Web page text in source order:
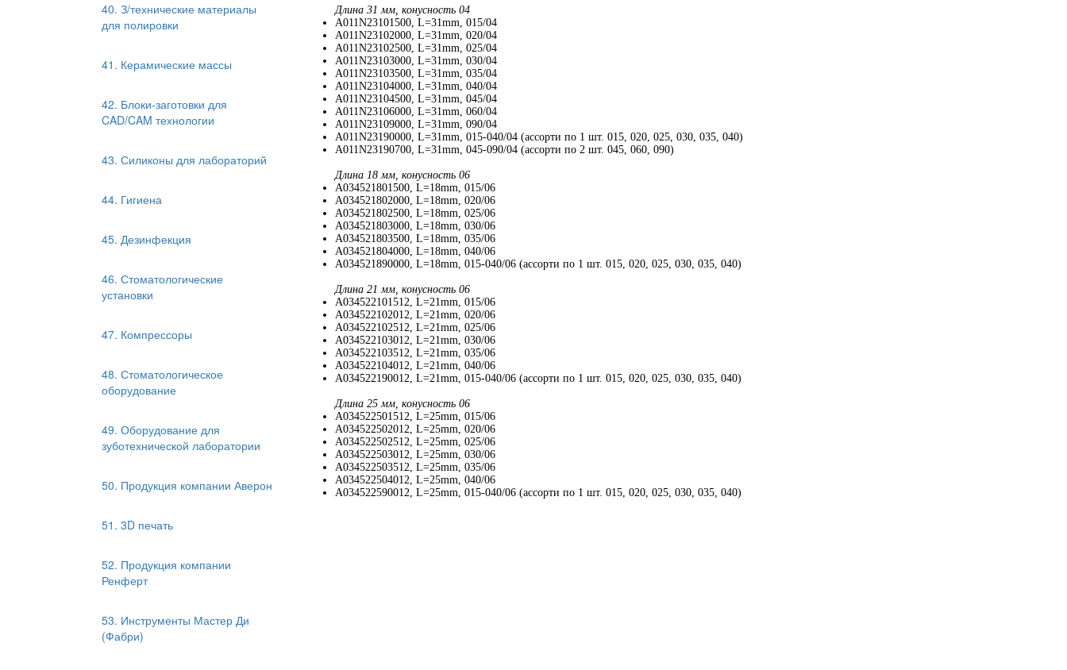
40. З/технические материалы
для полировки
41. Керамические массы
42. Блоки-заготовки для
CAD/CAM технологии
43. Силиконы для лабораторий
44. Гигиена
45. Дезинфекция
46. Стоматологические
установки
47. Компрессоры
48. Стоматологическое
оборудование
49. Оборудование для
зуботехнической лаборатории
50. Продукция компании Аверон
51. 3D печать
52. Продукция компании
Ренферт
53. Инструменты Мастер Ди
(Фабри)
Длина 31 мм, конусность 04
A011N23101500, L=31mm, 015/04
A011N23102000, L=31mm, 020/04
A011N23102500, L=31mm, 025/04
A011N23103000, L=31mm, 030/04
A011N23103500, L=31mm, 035/04
A011N23104000, L=31mm, 040/04
A011N23104500, L=31mm, 045/04
A011N23106000, L=31mm, 060/04
A011N23109000, L=31mm, 090/04
A011N23190000, L=31mm, 015-040/04 (ассорти по 1 шт. 015, 020, 025, 030, 035, 040)
A011N23190700, L=31mm, 045-090/04 (ассорти по 2 шт. 045, 060, 090)
Длина 18 мм, конусность 06
A034521801500, L=18mm, 015/06
A034521802000, L=18mm, 020/06
A034521802500, L=18mm, 025/06
A034521803000, L=18mm, 030/06
A034521803500, L=18mm, 035/06
A034521804000, L=18mm, 040/06
A034521890000, L=18mm, 015-040/06 (ассорти по 1 шт. 015, 020, 025, 030, 035, 040)
Длина 21 мм, конусность 06
A034522101512, L=21mm, 015/06
A034522102012, L=21mm, 020/06
A034522102512, L=21mm, 025/06
A034522103012, L=21mm, 030/06
A034522103512, L=21mm, 035/06
A034522104012, L=21mm, 040/06
A034522190012, L=21mm, 015-040/06 (ассорти по 1 шт. 015, 020, 025, 030, 035, 040)
Длина 25 мм, конусность 06
A034522501512, L=25mm, 015/06
A034522502012, L=25mm, 020/06
A034522502512, L=25mm, 025/06
A034522503012, L=25mm, 030/06
A034522503512, L=25mm, 035/06
A034522504012, L=25mm, 040/06
A034522590012, L=25mm, 015-040/06 (ассорти по 1 шт. 015, 020, 025, 030, 035, 040)